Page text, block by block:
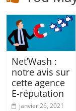
Net’Wash :
notre avis sur
cette agence
E-réputation
janvier 26, 2021